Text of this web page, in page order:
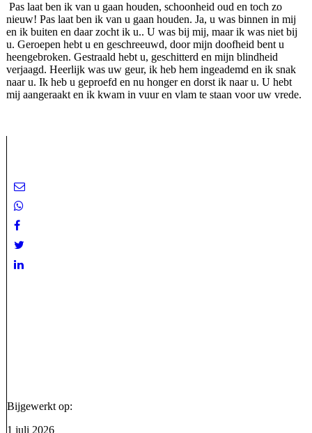
Pas laat ben ik van u gaan houden, schoonheid oud en toch zo
nieuw! Pas laat ben ik van u gaan houden. Ja, u was binnen in mij
en ik buiten en daar zocht ik u.. U was bij mij, maar ik was niet bij
u. Geroepen hebt u en geschreeuwd, door mijn doofheid bent u
heengebroken. Gestraald hebt u, geschitterd en mijn blindheid
verjaagd. Heerlijk was uw geur, ik heb hem ingeademd en ik snak
naar u. Ik heb u geproefd en nu honger en dorst ik naar u. U hebt
mij aangeraakt en ik kwam in vuur en vlam te staan voor uw vrede.
Bijgewerkt op:
1 juli 2026